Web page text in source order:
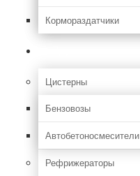
Кормораздатчики
Цистерны
Бензовозы
Автобетоносмесители
Рефрижераторы